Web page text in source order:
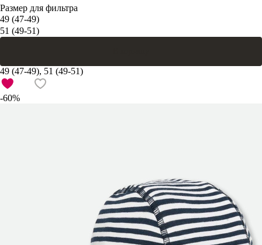
Размер для фильтра
49 (47-49)
51 (49-51)
49 (47-49), 51 (49-51)
-60%